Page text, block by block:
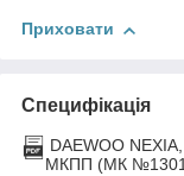
Приховати
Специфікація
DAEWOO
МКПП (МК